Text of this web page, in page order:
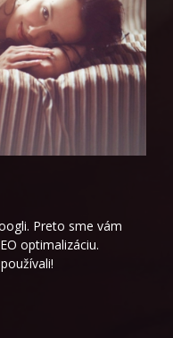
Preto sme vám
optimalizáciu.